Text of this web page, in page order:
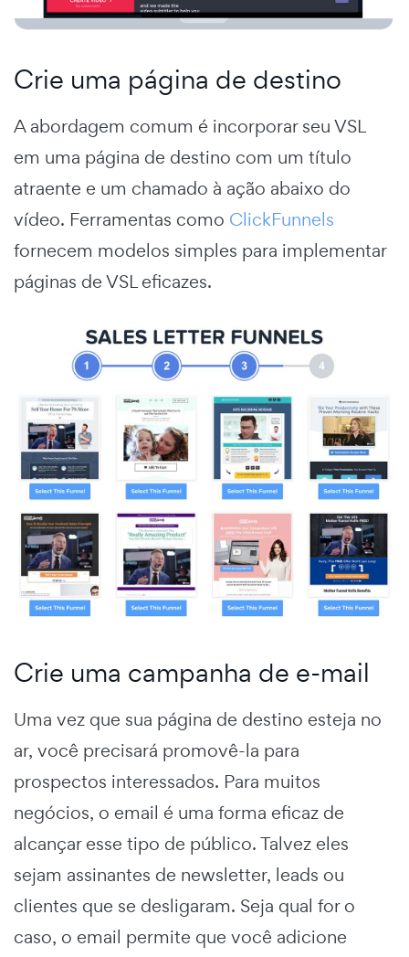
Crie uma página de destino
A abordagem comum é incorporar seu VSL
em uma página de destino com um título
atraente e um chamado à ação abaixo do
vídeo. Ferramentas como ClickFunnels
fornecem modelos simples para implementar
páginas de VSL eficazes.
Crie uma campanha de e-mail
Uma vez que sua página de destino esteja no
ar, você precisará promovê-la para
prospectos interessados. Para muitos
negócios, o email é uma forma eficaz de
alcançar esse tipo de público. Talvez eles
sejam assinantes de newsletter, leads ou
clientes que se desligaram. Seja qual for o
caso, o email permite que você adicione